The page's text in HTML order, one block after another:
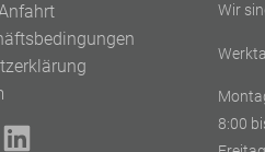
Wir
8:00